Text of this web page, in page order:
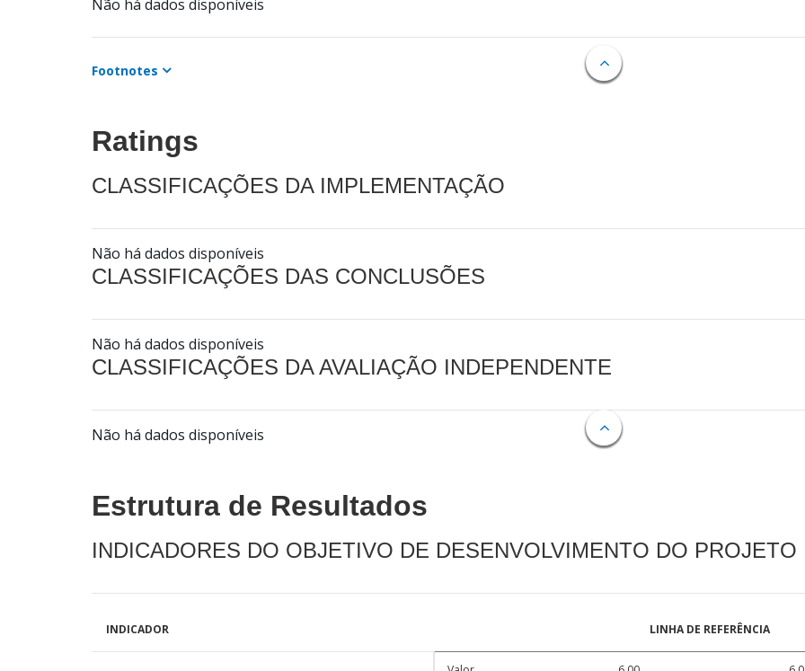
Não há dados disponíveis
Footnotes
Ratings
CLASSIFICAÇÕES DA IMPLEMENTAÇÃO
Não há dados disponíveis
CLASSIFICAÇÕES DAS CONCLUSÕES
Não há dados disponíveis
CLASSIFICAÇÕES DA AVALIAÇÃO INDEPENDENTE
Não há dados disponíveis
Estrutura de Resultados
INDICADORES DO OBJETIVO DE DESENVOLVIMENTO DO PROJETO
INDICADOR LINHA DE REFERÊNCIA